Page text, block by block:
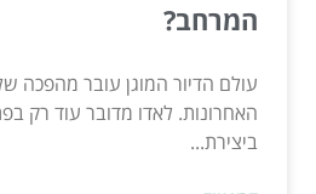
המרחב?
עולם הדיור המוגן עובר מהפכה
האחרונות. לאדו מדובר עוד רק
ביצירת...